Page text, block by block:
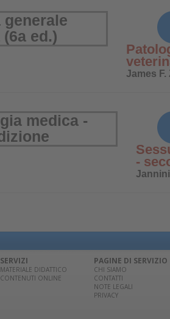
James
-
Jannini
SERVIZI
MATERIALE DIDATTICO
CONTENUTI ONLINE
PAGINE DI SERVIZIO
CHI SIAMO
CONTATTI
NOTE LEGALI
PRIVACY